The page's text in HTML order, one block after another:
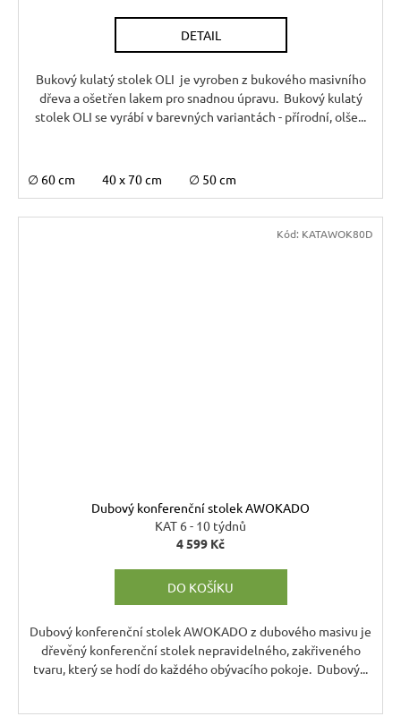
DETAIL
Bukový kulatý stolek OLI je vyroben z bukového masivního
dřeva a ošetřen lakem pro snadnou úpravu. Bukový kulatý
stolek OLI se vyrábí v barevných variantách - přírodní, olše...
∅ 60 cm 40 x 70 cm ∅ 50 cm
Dubový konferenční stolek AWOKADO
KAT 6 - 10 týdnů
4 599 Kč
DO KOŠÍKU
Dubový konferenční stolek AWOKADO z dubového masivu je
dřevěný konferenční stolek nepravidelného, zakřiveného
tvaru, který se hodí do každého obývacího pokoje. Dubový...
Kód: KATAWOK80D